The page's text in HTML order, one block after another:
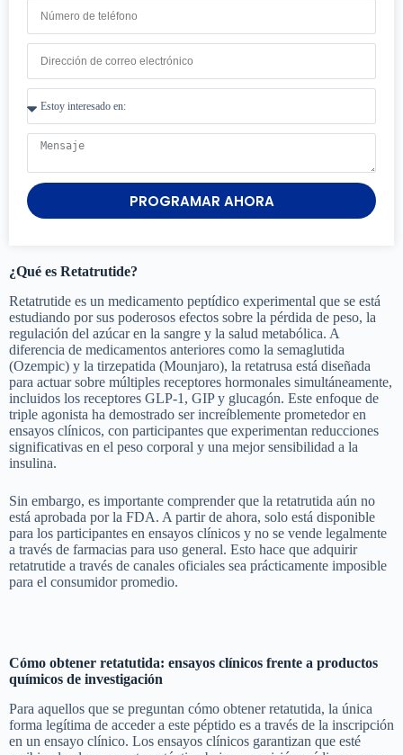
PROGRAMAR AHORA
¿Qué es Retatrutide?
Retatrutide es un medicamento peptídico experimental que se está
estudiando por sus poderosos efectos sobre la pérdida de peso, la
regulación del azúcar en la sangre y la salud metabólica. A
diferencia de medicamentos anteriores como la semaglutida
(Ozempic) y la tirzepatida (Mounjaro), la retatrusa está diseñada
para actuar sobre múltiples receptores hormonales simultáneamente,
incluidos los receptores GLP-1, GIP y glucagón. Este enfoque de
triple agonista ha demostrado ser increíblemente prometedor en
ensayos clínicos, con participantes que experimentan reducciones
significativas en el peso corporal y una mejor sensibilidad a la
insulina.
Sin embargo, es importante comprender que la retatrutida aún no
está aprobada por la FDA. A partir de ahora, solo está disponible
para los participantes en ensayos clínicos y no se vende legalmente
a través de farmacias para uso general. Esto hace que adquirir
retatrutide a través de canales oficiales sea prácticamente imposible
para el consumidor promedio.
Cómo obtener retatutida: ensayos clínicos frente a productos
químicos de investigación
Para aquellos que se preguntan cómo obtener retatutida, la única
forma legítima de acceder a este péptido es a través de la inscripción
en un ensayo clínico. Los ensayos clínicos garantizan que esté